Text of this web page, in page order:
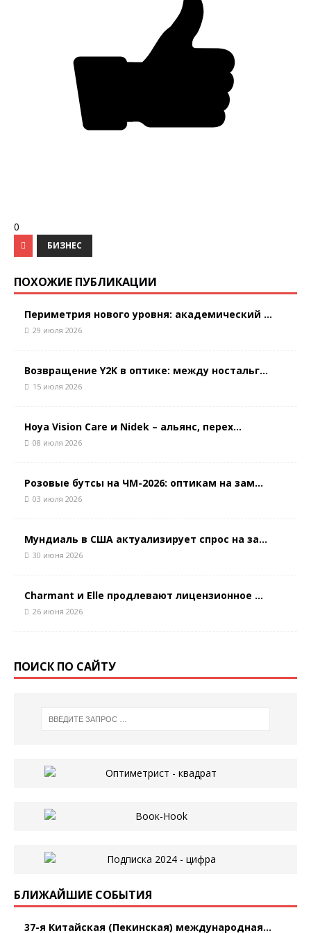
0
БИЗНЕС
ПОХОЖИЕ ПУБЛИКАЦИИ
Периметрия нового уровня: академический ...
29 июля 2026
Возвращение Y2K в оптике: между ностальг...
15 июля 2026
Hoya Vision Care и Nidek – альянс, перех...
08 июля 2026
Розовые бутсы на ЧМ-2026: оптикам на зам...
03 июля 2026
Мундиаль в США актуализирует спрос на за...
30 июня 2026
Charmant и Elle продлевают лицензионное ...
26 июня 2026
ПОИСК ПО САЙТУ
БЛИЖАЙШИЕ СОБЫТИЯ
37-я Китайская (Пекинская) международная...